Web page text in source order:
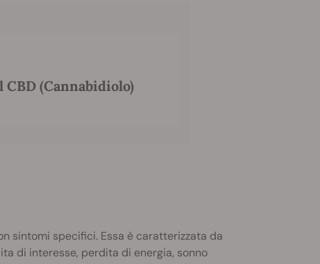
CBD (Cannabidiolo)
sintomi specifici. Essa è caratterizzata da
di interesse, perdita di energia, sonno